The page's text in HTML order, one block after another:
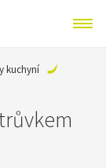
kuchyní